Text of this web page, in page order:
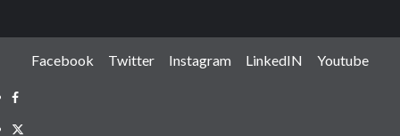
Facebook Twitter Instagram LinkedIN Youtube
Facebook
Twitter